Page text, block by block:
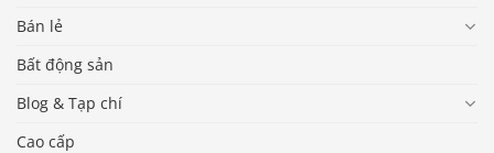
Bán lẻ
Bất động sản
Blog & Tạp chí
Cao cấp